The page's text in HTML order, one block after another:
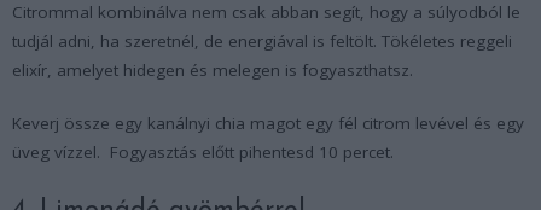
Citrommal kombinálva nem csak abban segít, hogy a súlyodból le
tudjál adni, ha szeretnél, de energiával is feltölt. Tökéletes reggeli
elixír, amelyet hidegen és melegen is fogyaszthatsz.
Keverj össze egy kanálnyi chia magot egy fél citrom levével és egy
üveg vízzel. Fogyasztás előtt pihentesd 10 percet.